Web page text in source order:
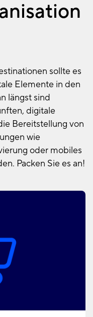
sollte es
Elemente in den
längst sind
digitale
Bereitstellung von
wie
oder mobiles
Packen Sie es an!